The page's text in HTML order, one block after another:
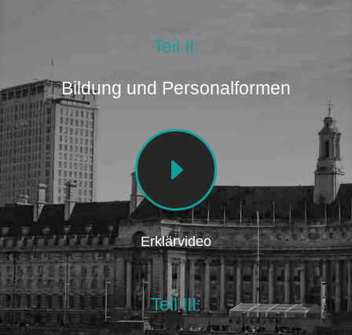
Teil II:
Bildung und Personalformen
E
Erklärvideo
Teil III: